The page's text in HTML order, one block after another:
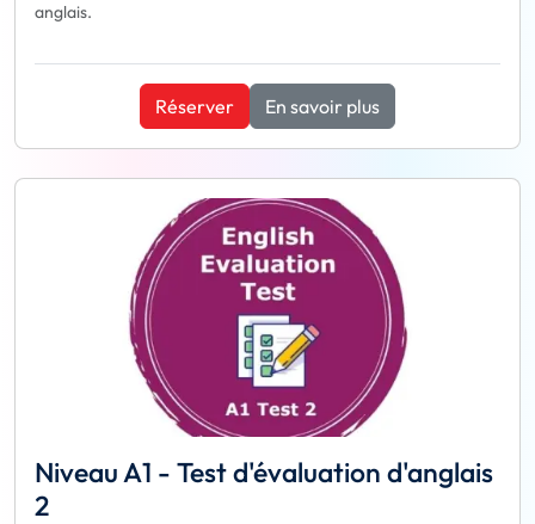
anglais.
Réserver En savoir plus
Niveau A1 - Test d'évaluation d'anglais
2